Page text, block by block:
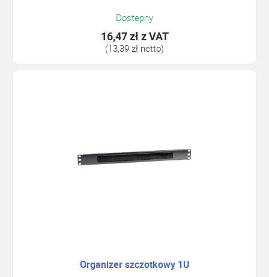
Dostepny
16,47 złz VAT
(13,39 zł netto)
Organizer szczotkowy 1U